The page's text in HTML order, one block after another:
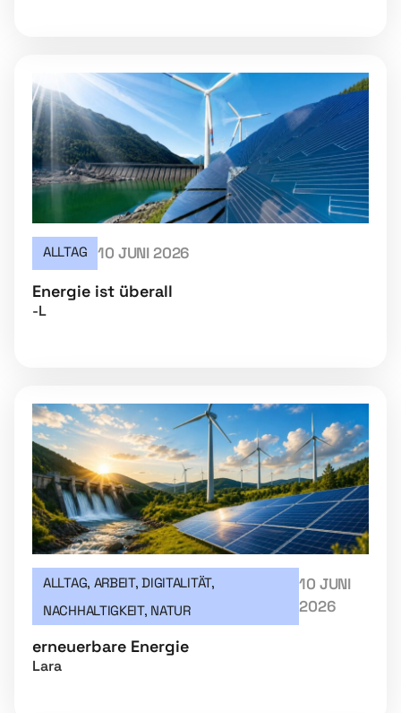
ALLTAG 10 JUNI 2026
Energie ist überall
-L
ALLTAG, ARBEIT,DIGITALITÄT,
NACHHALTIGKEIT, NATUR
10 JUNI
2026
erneuerbare Energie
Lara